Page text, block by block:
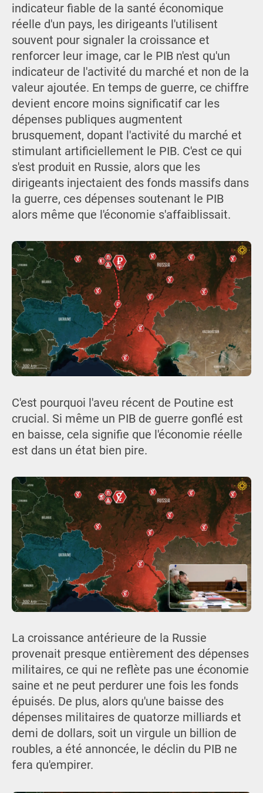
indicateur fiable de la santé économique
réelle d'un pays, les dirigeants l'utilisent
souvent pour signaler la croissance et
renforcer leur image, car le PIB n'est qu'un
indicateur de l'activité du marché et non de la
valeur ajoutée. En temps de guerre, ce chiffre
devient encore moins significatif car les
dépenses publiques augmentent
brusquement, dopant l'activité du marché et
stimulant artificiellement le PIB. C'est ce qui
s'est produit en Russie, alors que les
dirigeants injectaient des fonds massifs dans
la guerre, ces dépenses soutenant le PIB
alors même que l'économie s'affaiblissait.
C'est pourquoi l'aveu récent de Poutine est
crucial. Si même un PIB de guerre gonflé est
en baisse, cela signifie que l'économie réelle
est dans un état bien pire.
La croissance antérieure de la Russie
provenait presque entièrement des dépenses
militaires, ce qui ne reflète pas une économie
saine et ne peut perdurer une fois les fonds
épuisés. De plus, alors qu'une baisse des
dépenses militaires de quatorze milliards et
demi de dollars, soit un virgule un billion de
roubles, a été annoncée, le déclin du PIB ne
fera qu'empirer.